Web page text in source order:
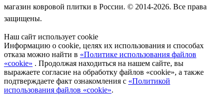
магазин ковровой плитки в России. © 2014-2026. Все права
защищены.
Наш сайт использует cookie
Информацию о cookie, целях их использования и способах
отказа можно найти в «Политике использования файлов
«cookie» . Продолжая находиться на нашем сайте, вы
выражаете согласие на обработку файлов «cookie», а также
подтверждаете факт ознакомления с «Политикой
использования файлов «cookie».